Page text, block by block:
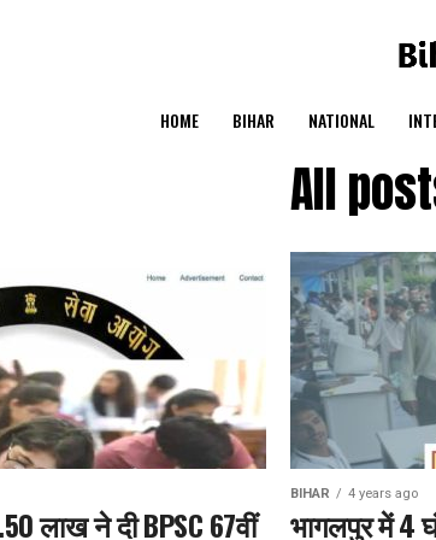
HOME BIHAR NATIONAL
All
लाख ने दी BPSC 67वीं
BIHAR 4 years ago
भागलपुर में 4